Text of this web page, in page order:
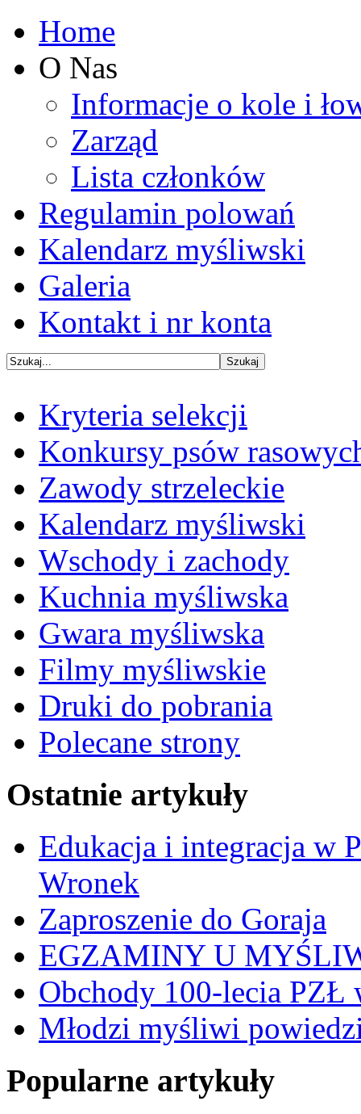
Home
O Nas
Informacje o kole i
Zarząd
Lista członków
Regulamin polowań
Kalendarz myśliwski
Galeria
Kontakt i nr konta
Kryteria selekcji
Konkursy psów
Zawody strzeleckie
Kalendarz myśliwski
Wschody i zachody
Kuchnia myśliwska
Gwara myśliwska
Filmy myśliwskie
Druki do pobrania
Polecane strony
Ostatnie artykuły
Edukacja i integracja w
Wronek
Zaproszenie do Goraja
EGZAMINY U
Obchody 100-lecia PZŁ
Młodzi myśliwi
Popularne artykuły